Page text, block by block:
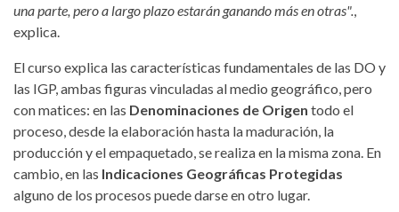
una parte, pero a largo plazo estarán ganando más en otras".,
explica.
El curso explica las características fundamentales de las DO y
las IGP, ambas figuras vinculadas al medio geográfico, pero
con matices: en las Denominaciones de Origen todo el
proceso, desde la elaboración hasta la maduración, la
producción y el empaquetado, se realiza en la misma zona. En
cambio, en las Indicaciones Geográficas Protegidas
alguno de los procesos puede darse en otro lugar.